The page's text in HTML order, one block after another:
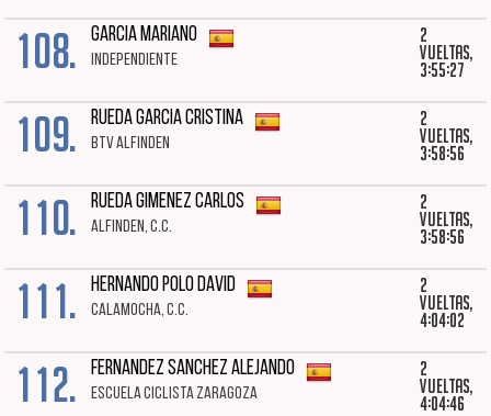
108. GARCIA MARIANO
INDEPENDIENTE
2
vueltas,
3:55:27
109. RUEDA GARCIA CRISTINA
BTV ALFINDEN
2
vueltas,
3:58:56
110. RUEDA GIMENEZ CARLOS
ALFINDEN, C.C.
2
vueltas,
3:58:56
111. HERNANDO POLO DAVID
CALAMOCHA, C.C.
2
vueltas,
4:04:02
112. FERNANDEZ SANCHEZ ALEJANDO
ESCUELA CICLISTA ZARAGOZA
2
vueltas,
4:04:46